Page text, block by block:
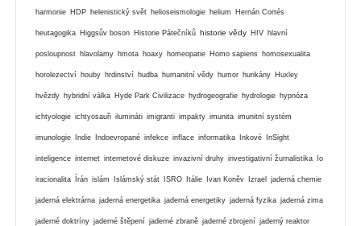
harmonie HDP helenistický svět helioseismologie helium Hernán Cortés
heutagogika Higgsův boson Historie Pátečníků historie vědy HIV hlavní
posloupnost hlavolamy hmota hoaxy homeopatie Homo sapiens homosexualita
horolezectví houby hrdinství hudba humanitní vědy humor hurikány Huxley
hvězdy hybridní válka Hyde Park Civilizace hydrogeografie hydrologie hypnóza
ichtyologie ichtyosauři ilumináti imigranti impakty imunita imunitní systém
imunologie Indie Indoevropané infekce inflace informatika Inkové InSight
inteligence internet internetové diskuze invazivní druhy investigativní žurnalistika Io
iracionalita Írán islám Islámský stát ISRO Itálie Ivan Koněv Izrael jaderná chemie
jaderná elektrárna jaderná energetika jaderná energetiky jaderná fyzika jaderná zima
jaderné doktríny jaderné štěpení jaderné zbraně jaderné zbrojení jaderný reaktor